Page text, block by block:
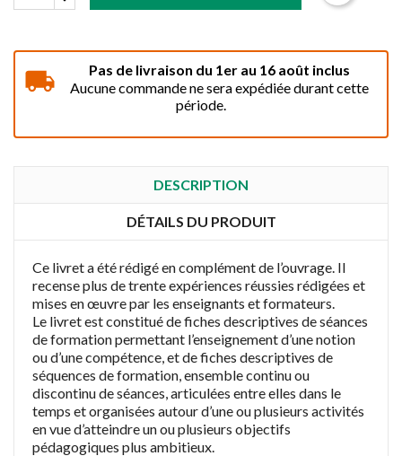
Pas de livraison du 1er au 16 août inclus
Aucune commande ne sera expédiée durant cette
période.
DESCRIPTION
DÉTAILS DU PRODUIT
Ce livret a été rédigé en complément de l’ouvrage. Il
recense plus de trente expériences réussies rédigées et
mises en œuvre par les enseignants et formateurs.
Le livret est constitué de fiches descriptives de séances
de formation permettant l’enseignement d’une notion
ou d’une compétence, et de fiches descriptives de
séquences de formation, ensemble continu ou
discontinu de séances, articulées entre elles dans le
temps et organisées autour d’une ou plusieurs activités
en vue d’atteindre un ou plusieurs objectifs
pédagogiques plus ambitieux.